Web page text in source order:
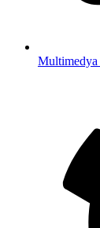
Multimedya